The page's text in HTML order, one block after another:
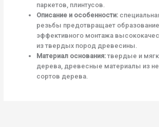
паркетов, плинтусов.
Описание и особенности:
резьбы предотвращает
эффективного монтажа
из твердых пород древесины.
Материал основания:твердые и
дерева, древесные материалы из
сортов дерева.